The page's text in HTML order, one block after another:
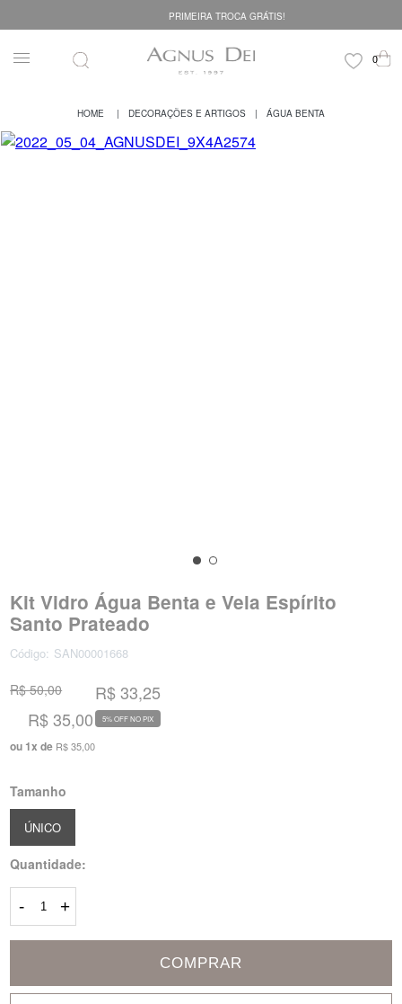
PRIMEIRA TROCA GRÁTIS!
DECORAÇÕES E ARTIGOS ÁGUA BENTA
Kit Vidro Água Benta e Vela Espírito
Santo Prateado
Código: SAN00001668
R$ 50,00
R$ 35,00
ou 1x de R$ 35,00
R$ 33,25
5% OFF NO PIX
Tamanho
ÚNICO
Quantidade:
- +
COMPRAR